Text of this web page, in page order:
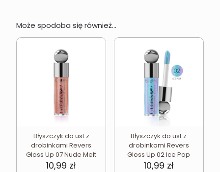
Może spodoba się również…
Błyszczyk do ust z
drobinkami Revers
Gloss Up 07 Nude Melt
10,99 zł
Błyszczyk do ust z
drobinkami Revers
Gloss Up 02 Ice Pop
10,99 zł